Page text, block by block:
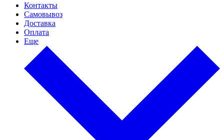
Контакты
Самовывоз
Доставка
Оплата
Еще